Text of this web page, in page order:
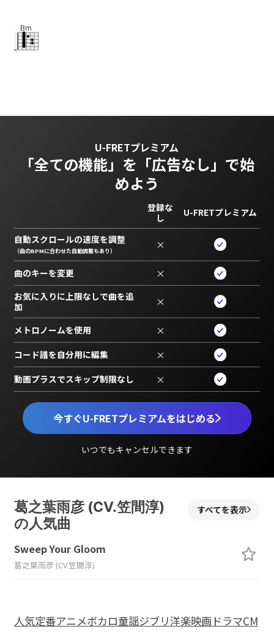
Bm
U-FRETプレミアム
「全ての機能」を 「広告なし」で始
めよう
今すぐU-FRETプレミアムをはじめる
いつでもキャンセルできます
登録な
し
U-FRETプレミアム
自動スクロールの速度を調整
（曲のBPMに合わせた自動調整もあり） ×
曲のキーを変更 ×
お気に入りに上限なしで曲を追
加
×
メトロノームを使用 ×
コード譜を自分用に編集 ×
動画プラスでスキップ制限なし ×
葛之葉雨彦 (CV.笠間淳)
の人気曲
すべてを表示
Sweep Your Gloom
葛之葉雨彦 (CV.笠間淳)
人気定番アニメボカロ童謡ジブリ洋楽映画ドラマCM